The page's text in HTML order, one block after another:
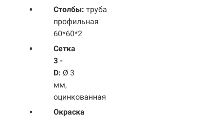
Столбы: труба
профильная
60*60*2
Сетка
3 -
D: Ø 3
мм,
оцинкованная
Окраска